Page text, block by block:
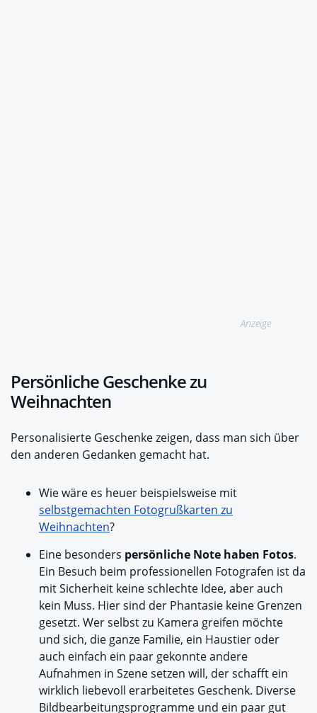
Anzeige
Persönliche Geschenke zu
Weihnachten
Personalisierte Geschenke zeigen, dass man sich über
den anderen Gedanken gemacht hat.
Wie wäre es heuer beispielsweise mit
selbstgemachten Fotogrußkarten zu
Weihnachten?
Eine besonders persönliche Note haben Fotos.
Ein Besuch beim professionellen Fotografen ist da
mit Sicherheit keine schlechte Idee, aber auch
kein Muss. Hier sind der Phantasie keine Grenzen
gesetzt. Wer selbst zu Kamera greifen möchte
und sich, die ganze Familie, ein Haustier oder
auch einfach ein paar gekonnte andere
Aufnahmen in Szene setzen will, der schafft ein
wirklich liebevoll erarbeitetes Geschenk. Diverse
Bildbearbeitungsprogramme und ein paar gut